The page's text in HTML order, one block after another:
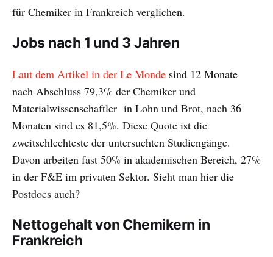
für Chemiker in Frankreich verglichen.
Jobs nach 1 und 3 Jahren
Laut dem Artikel in der Le Monde sind 12 Monate
nach Abschluss 79,3% der Chemiker und
Materialwissenschaftler in Lohn und Brot, nach 36
Monaten sind es 81,5%. Diese Quote ist die
zweitschlechteste der untersuchten Studiengänge.
Davon arbeiten fast 50% in akademischen Bereich, 27%
in der F&E im privaten Sektor. Sieht man hier die
Postdocs auch?
Nettogehalt von Chemikern in
Frankreich